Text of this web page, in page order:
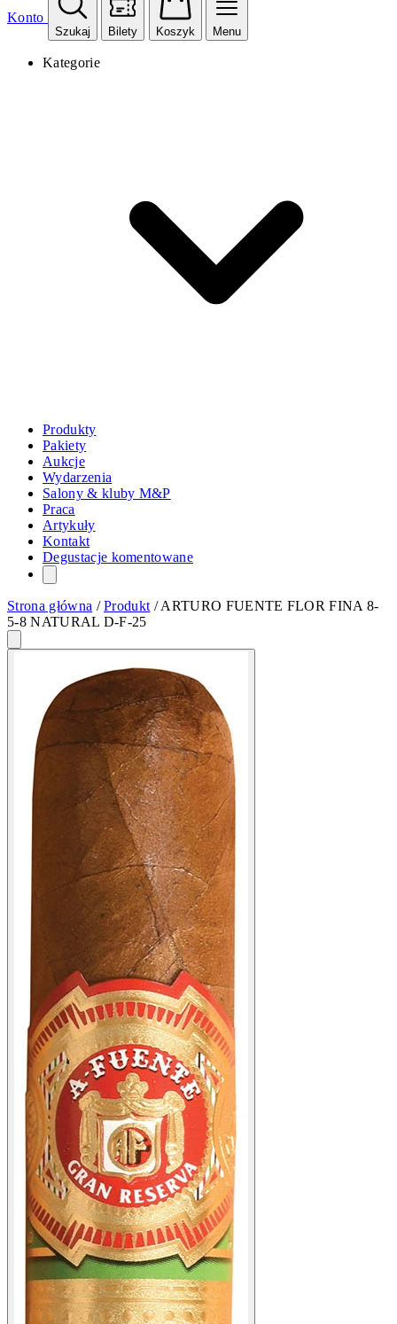
Konto
Szukaj Bilety Koszyk Menu
Kategorie
Produkty
Pakiety
Aukcje
Wydarzenia
Salony & kluby M&P
Praca
Artykuły
Kontakt
Degustacje komentowane
Strona główna /Produkt /ARTURO FUENTE FLOR FINA 8-
5-8 NATURAL D-F-25